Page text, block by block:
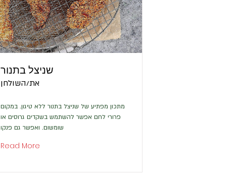
שניצל בתנור
את/השולחן
מתכון מפתיע של שניצל בתנור ללא טיגון. במקום
פרורי לחם אפשר להשתמש בשקדים גרוסים או
שומשום. ואפשר גם פנקו
Read More